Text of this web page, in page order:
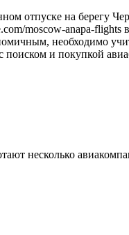
moscow-anapa-flights
необходимо
поиском и покупкой
несколько